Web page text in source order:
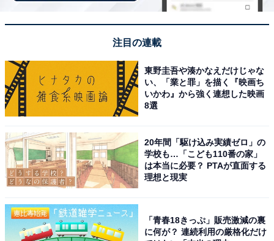
注目の連載
東野圭吾や湊かなえだけじゃな
い、「業と罪」を描く『映画ち
いかわ』から強く連想した映画
8選
20年間「駆け込み実績ゼロ」の
学校も…「こども110番の家」
は本当に必要？ PTAが直面する
理想と現実
「青春18きっぷ」販売激減の裏
に何が？ 連続利用の厳格化だけ